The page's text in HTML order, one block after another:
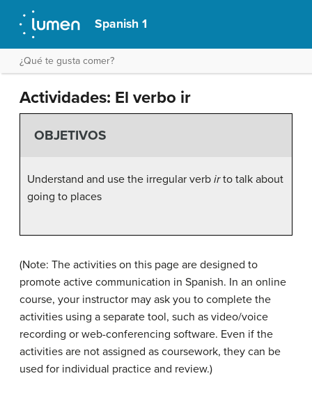
Spanish 1
¿Qué te gusta comer?
Actividades: El verbo ir
OBJETIVOS
Understand and use the irregular verb irto talk about
going to places
(Note: The activities on this page are designed to
promote active communication in Spanish. In an online
course, your instructor may ask you to complete the
activities using a separate tool, such as video/voice
recording or web-conferencing software. Even if the
activities are not assigned as coursework, they can be
used for individual practice and review.)